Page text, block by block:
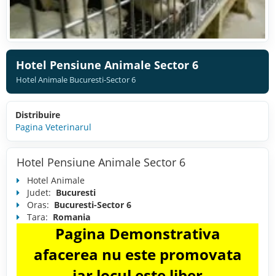
Hotel Pensiune Animale Sector 6
Hotel Animale Bucuresti-Sector 6
Distribuire
Pagina Veterinarul
Hotel Pensiune Animale Sector 6
Hotel Animale
Judet: Bucuresti
Oras: Bucuresti-Sector 6
Tara: Romania
Pagina Demonstrativa
afacerea nu este promovata